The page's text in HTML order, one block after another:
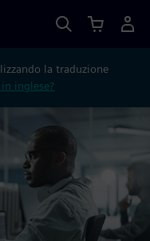
la traduzione
inglese?